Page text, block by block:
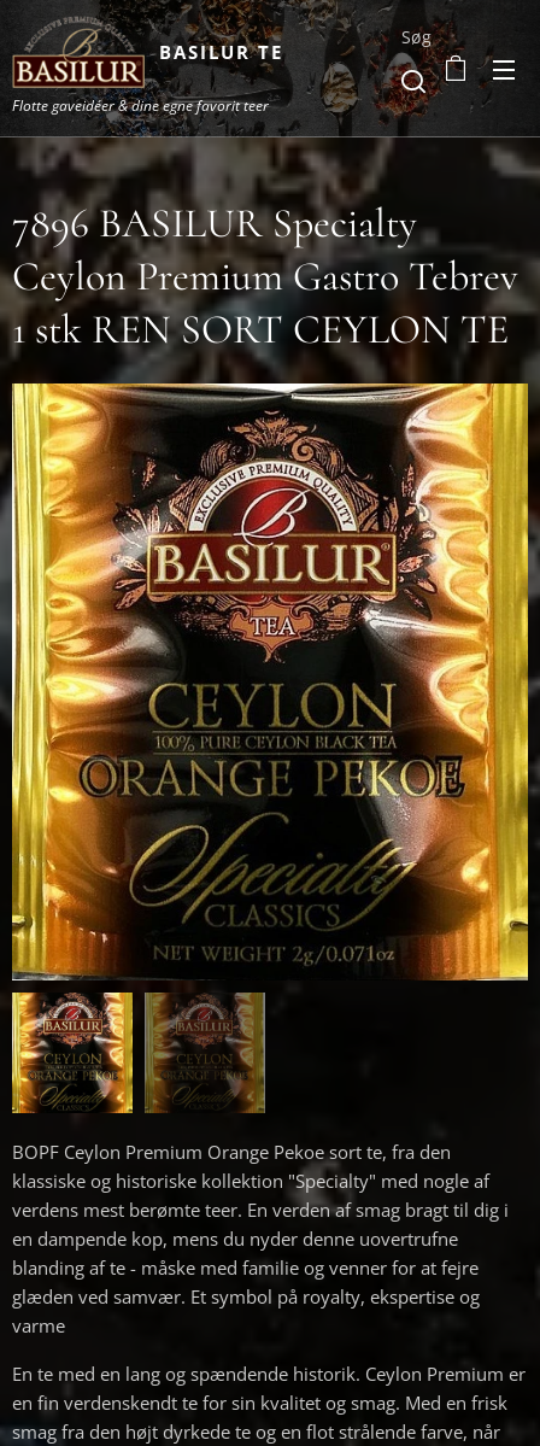
BASILUR TE
Flotte gaveidéer & dine egne favorit teer
Søg
7896 BASILUR Specialty
Ceylon Premium Gastro Tebrev
1 stk REN SORT CEYLON TE
BOPF Ceylon Premium Orange Pekoe sort te, fra den
klassiske og historiske kollektion "Specialty" med nogle af
verdens mest berømte teer. En verden af ​​smag bragt til dig i
en dampende kop, mens du nyder denne uovertrufne
blanding af te - måske med familie og venner for at fejre
glæden ved samvær. Et symbol på royalty, ekspertise og
varme
En te med en lang og spændende historik. Ceylon Premium er
en fin verdenskendt te for sin kvalitet og smag. Med en frisk
smag fra den højt dyrkede te og en flot strålende farve, når